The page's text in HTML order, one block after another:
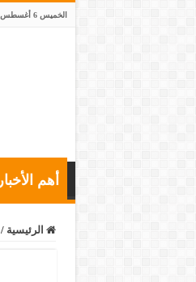
الخميس 6 أغسطس 2026
أهم الأخبار
الرئيسية /